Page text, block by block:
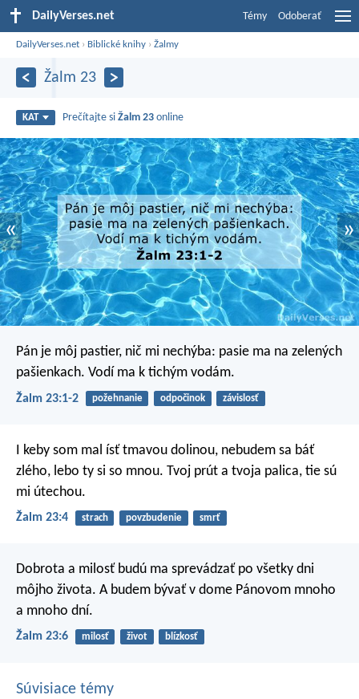
DailyVerses.net Témy Odoberať
DailyVerses.net › Biblické knihy ›Žalmy
Žalm 23
KAT Prečítajte siŽalm 23 online
« »
Pán je môj pastier, nič mi nechýba: pasie ma na zelených
pašienkach. Vodí ma k tichým vodám.
Žalm 23:1-2 požehnanie odpočinok závislosť
I keby som mal ísť tmavou dolinou, nebudem sa báť
zlého, lebo ty si so mnou. Tvoj prút a tvoja palica, tie sú
mi útechou.
Žalm 23:4 strach povzbudenie smrť
Dobrota a milosť budú ma sprevádzať po všetky dni
môjho života. A budem bývať v dome Pánovom mnoho
a mnoho dní.
Žalm 23:6 milosť život blízkosť
Súvisiace témy